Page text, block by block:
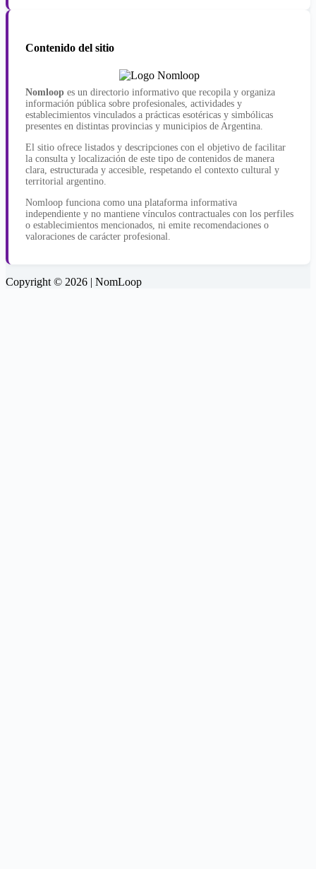
Contenido del sitio
Nomloop es un directorio informativo que recopila y organiza
información pública sobre profesionales, actividades y
establecimientos vinculados a prácticas esotéricas y simbólicas
presentes en distintas provincias y municipios de Argentina.
El sitio ofrece listados y descripciones con el objetivo de facilitar
la consulta y localización de este tipo de contenidos de manera
clara, estructurada y accesible, respetando el contexto cultural y
territorial argentino.
Nomloop funciona como una plataforma informativa
independiente y no mantiene vínculos contractuales con los perfiles
o establecimientos mencionados, ni emite recomendaciones o
valoraciones de carácter profesional.
Copyright © 2026 | NomLoop